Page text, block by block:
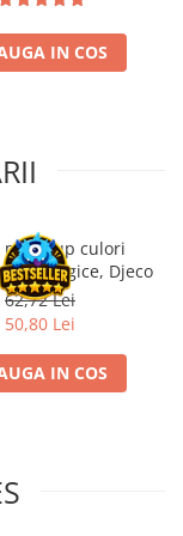
IN COS
make-up culori
alergice, Djeco
62,72 Lei
50,80 Lei
IN COS